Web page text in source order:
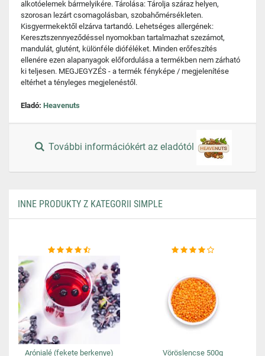
alkotóelemek bármelyikére. Tárolása: Tárolja száraz helyen,
szorosan lezárt csomagolásban, szobahőmérsékleten.
Kisgyermekektől elzárva tartandó. Lehetséges allergének:
Keresztszennyeződéssel nyomokban tartalmazhat szezámot,
mandulát, glutént, különféle dióféléket. Minden erőfeszítés
ellenére ezen alapanyagok előfordulása a termékben nem zárható
ki teljesen. MEGJEGYZÉS - a termék fényképe / megjelenítése
eltérhet a tényleges megjelenéstől.
Eladó: Heavenuts
További információkért az eladótól
INNE PRODUKTY Z KATEGORII SIMPLE
Arónialé (fekete berkenye) Vöröslencse 500g